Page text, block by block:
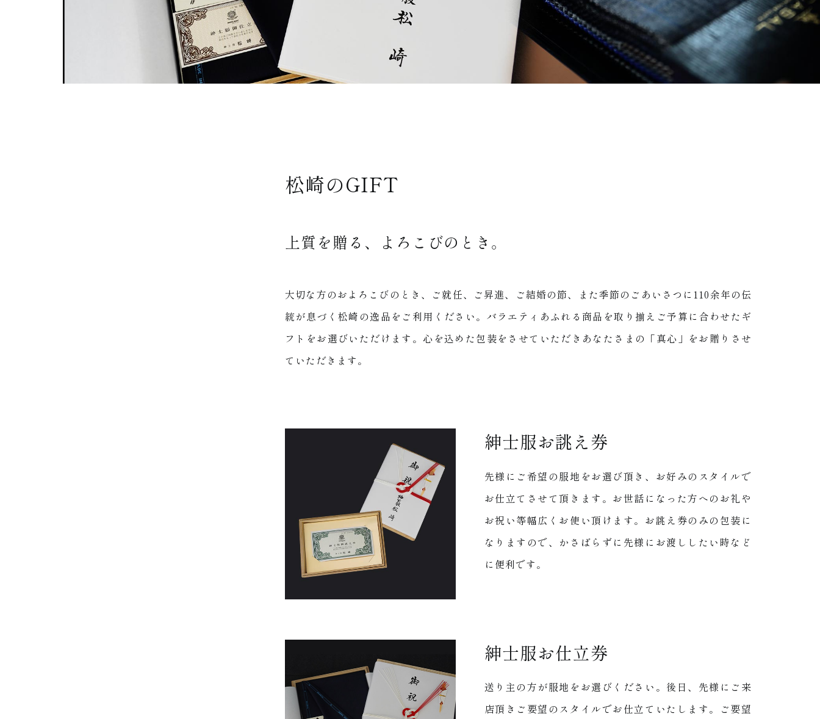
松崎のGIFT
上質を贈る、よろこびのとき。
大切な方のおよろこびのとき、ご就任、ご昇進、ご結婚の節、また季節のごあいさつに110余年の伝
統が息づく松崎の逸品をご利用ください。バラエティあふれる商品を取り揃えご予算に合わせたギ
フトをお選びいただけます。心を込めた包装をさせていただきあなたさまの「真心」をお贈りさせ
ていただきます。
紳士服お誂え券
先様にご希望の服地をお選び頂き、お好みのスタイルで
お仕立てさせて頂きます。お世話になった方へのお礼や
お祝い等幅広くお使い頂けます。お誂え券のみの包装に
なりますので、かさばらずに先様にお渡ししたい時など
に便利です。
紳士服お仕立券
送り主の方が服地をお選びください。後日、先様にご来
店頂きご要望のスタイルでお仕立ていたします。ご要望